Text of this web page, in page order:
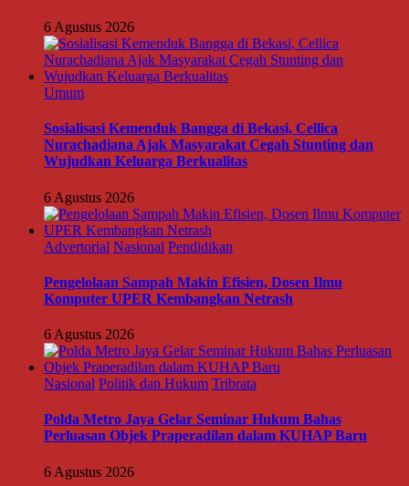
6 Agustus 2026
Umum
Sosialisasi Kemenduk Bangga di Bekasi, Cellica
Nurachadiana Ajak Masyarakat Cegah Stunting dan
Wujudkan Keluarga Berkualitas
6 Agustus 2026
Advertorial Nasional Pendidikan
Pengelolaan Sampah Makin Efisien, Dosen Ilmu
Komputer UPER Kembangkan Netrash
6 Agustus 2026
Nasional Politik dan Hukum Tribrata
Polda Metro Jaya Gelar Seminar Hukum Bahas
Perluasan Objek Praperadilan dalam KUHAP Baru
6 Agustus 2026